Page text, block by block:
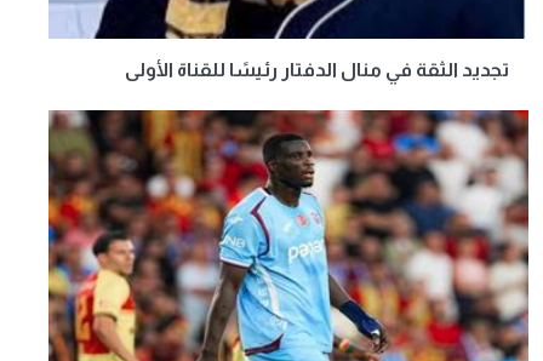
تجديد الثقة في منال الدفتار رئيسًا للقناة الأولى